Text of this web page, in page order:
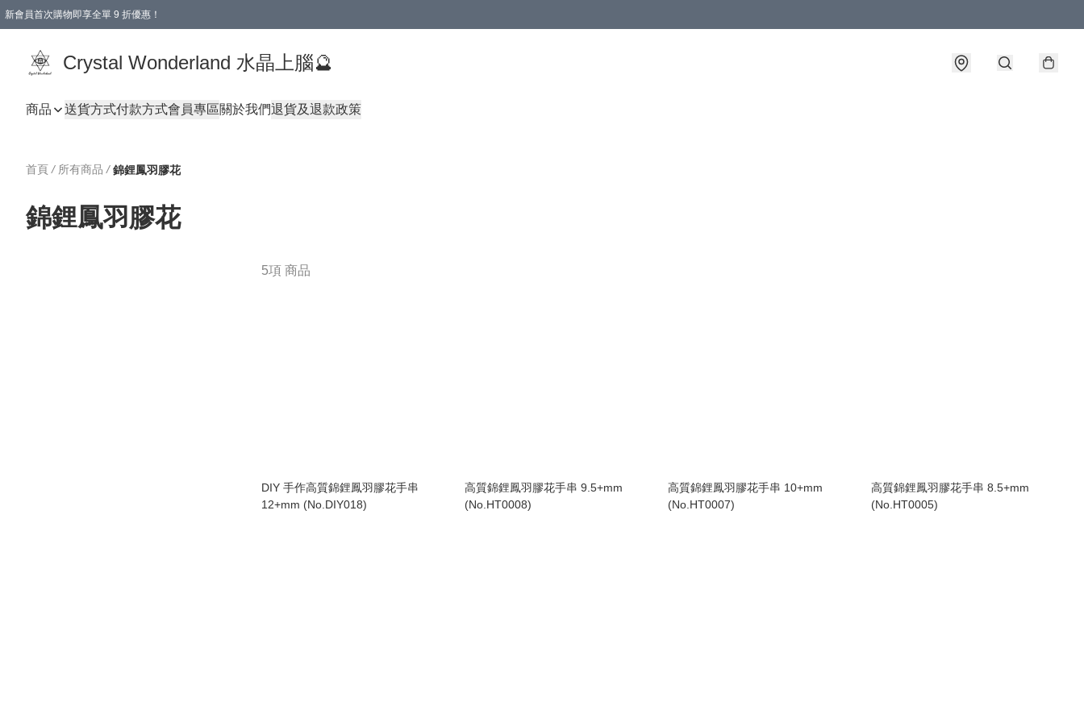
新會員首次購物即享全單 9 折優惠！
Crystal Wonderland 水晶上腦🔮
商品 送貨方式付款方式會員專區關於我們退貨及退款政策
首頁 / 所有商品 / 錦鋰鳳羽膠花
錦鋰鳳羽膠花
5項 商品
DIY 手作高質錦鋰鳳羽膠花手串
12+mm (No.DIY018)
高質錦鋰鳳羽膠花手串 9.5+mm
(No.HT0008)
高質錦鋰鳳羽膠花手串 10+mm
(No.HT0007)
高質錦鋰鳳羽膠花手串 8.5+mm
(No.HT0005)